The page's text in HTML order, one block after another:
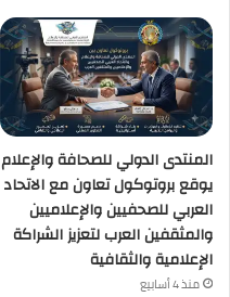
المنتدى الدولي للصحافة والإعلام
يوقع بروتوكول تعاون مع الاتحاد
العربي للصحفيين والإعلاميين
والمثقفين العرب لتعزيز الشراكة
الإعلامية والثقافية
منذ 4 أسابيع